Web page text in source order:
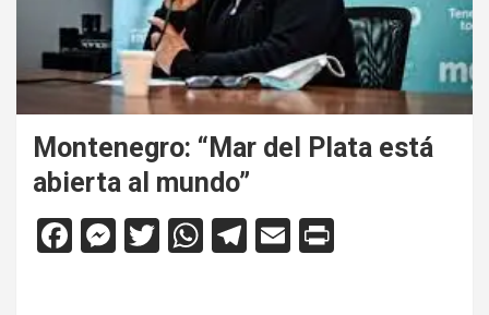
Montenegro: “Mar del Plata está
abierta al mundo”
F
M T
W T
E